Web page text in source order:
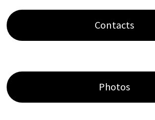
Contacts
Photos